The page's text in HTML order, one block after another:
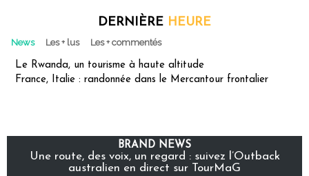
DERNIÈRE HEURE
News Les + lus Les + commentés
Le Rwanda, un tourisme à haute altitude
France, Italie : randonnée dans le Mercantour frontalier
BRAND NEWS
Une route, des voix, un regard : suivez l’Outback
australien en direct sur TourMaG